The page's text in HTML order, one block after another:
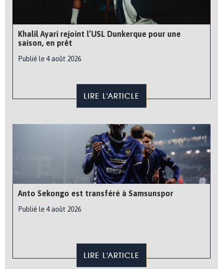
Khalil Ayari rejoint l’USL Dunkerque pour une
saison, en prêt
Publié le 4 août 2026
LIRE L'ARTICLE
Anto Sekongo est transféré à Samsunspor
Publié le 4 août 2026
LIRE L'ARTICLE